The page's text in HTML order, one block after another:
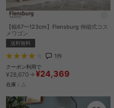
【幅67〜123cm】Flensburg 伸縮式コス
メワゴン
送料無料
1件
クーポン利用で
¥28,670→ ¥24,369
在庫：△